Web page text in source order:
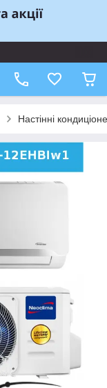
Настінні